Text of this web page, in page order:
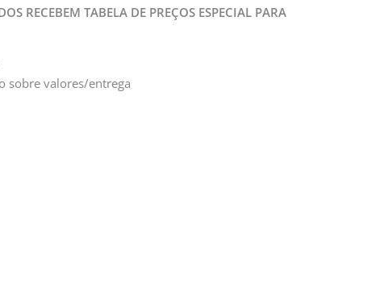
RECEBEM TABELA DE PREÇOS ESPECIAL PARA
sobre valores/entrega